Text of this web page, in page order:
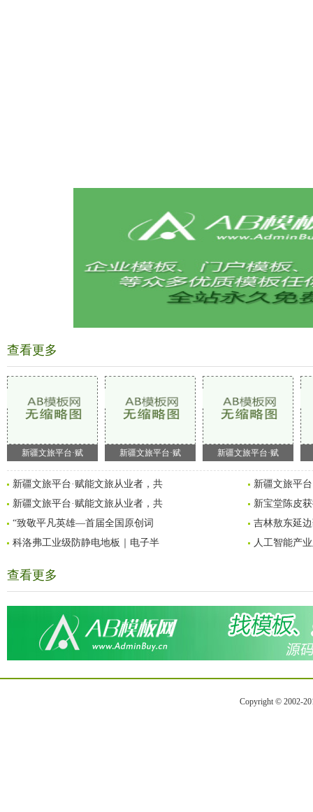
查看更多
新疆文旅平台·赋 新疆文旅平台·赋 新疆文旅平台·赋
新疆文旅平台·赋能文旅从业者，共
新疆文旅平
新疆文旅平台·赋能文旅从业者，共
新宝堂陈皮
“致敬平凡英雄—首届全国原创词
吉林敖东延
科洛弗工业级防静电地板｜电子半
人工智能产
查看更多
Copyright © 2002-